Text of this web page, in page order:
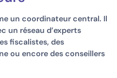
un coordinateur central. Il
un réseau d’experts
fiscalistes, des
ou encore des conseillers